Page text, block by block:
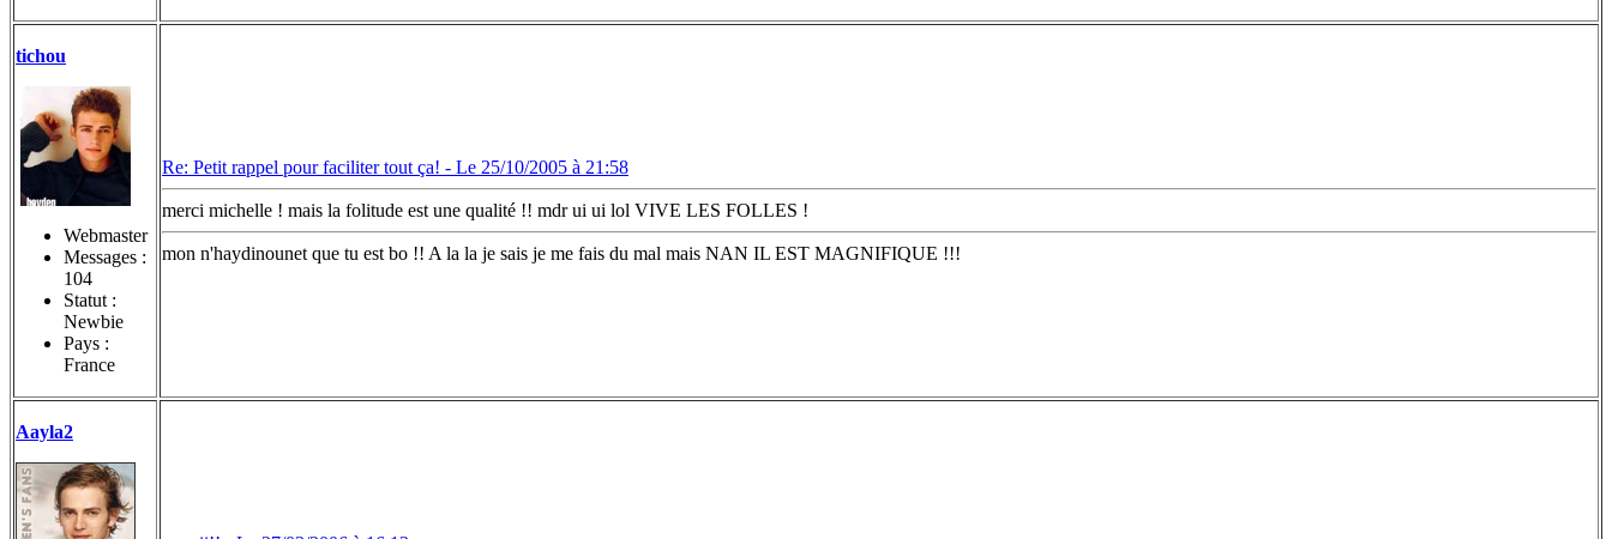
tichou
Webmaster
Messages :
104
Statut :
Newbie
Pays :
France
Re: Petit rappel pour faciliter tout ça! - Le 25/10/2005 à 21:58
merci michelle ! mais la folitude est une qualité !! mdr ui ui lol VIVE LES FOLLES !
mon n'haydinounet que tu est bo !! A la la je sais je me fais du mal mais NAN IL EST MAGNIFIQUE !!!
Aayla2